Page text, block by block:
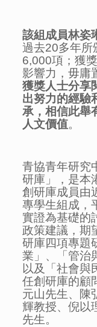
該組成員林姿
過去20多年所
6,000項；獲
影響力，毋庸
獲獎人士分享
出努力的經驗
承，相信此舉
人文價值。
青協青年研究
研庫」，是本
創研庫成員由
專學生組成，
實證為基礎的
政策建議，期
研庫四項專題
業」、「管治
以及「社會與
任創研庫的顧
元山先生、陳
輝教授、倪以
先生。